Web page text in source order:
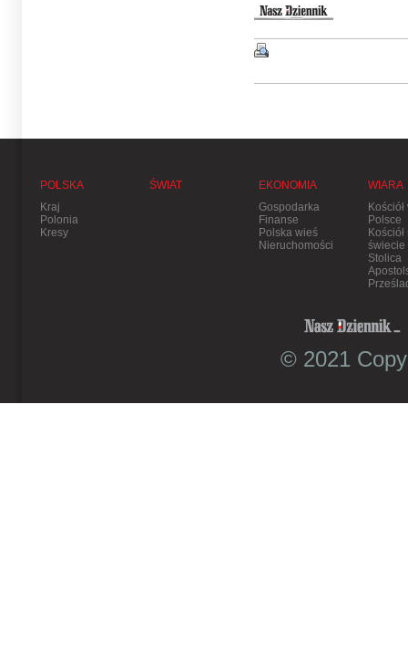
POLSKA
Kraj
Polonia
Kresy
ŚWIAT
EKONOMIA
Gospodarka
Finanse
Polska wieś
Nieruchomości
WIARA
Kościół
Polsce
Kościół
świecie
Stolica
© 2021